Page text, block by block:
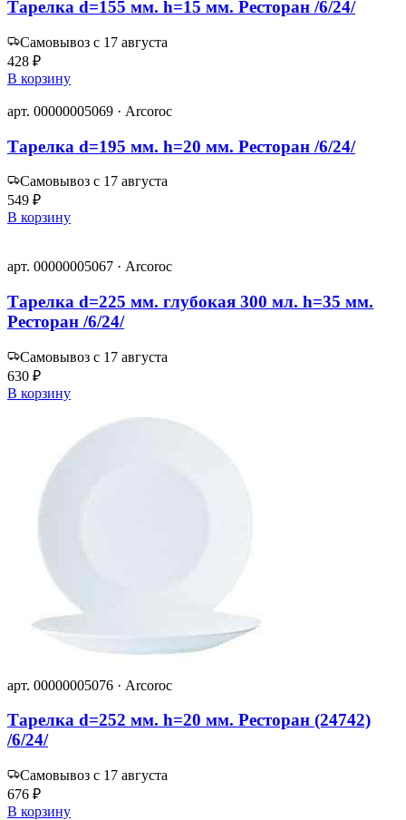
Тарелка d=155 мм. h=15 мм. Ресторан /6/24/
Самовывоз с 17 августа
428 ₽
В корзину
арт. 00000005069 · Arcoroc
Тарелка d=195 мм. h=20 мм. Ресторан /6/24/
Самовывоз с 17 августа
549 ₽
В корзину
арт. 00000005067 · Arcoroc
Тарелка d=225 мм. глубокая 300 мл. h=35 мм.
Ресторан /6/24/
Самовывоз с 17 августа
630 ₽
В корзину
арт. 00000005076 · Arcoroc
Тарелка d=252 мм. h=20 мм. Ресторан (24742)
/6/24/
Самовывоз с 17 августа
676 ₽
В корзину